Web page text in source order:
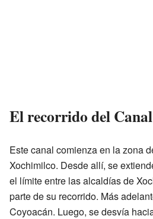
El recorrido del
Este canal comienza en la zona
Xochimilco. Desde allí, se
el límite entre las alcaldías de
parte de su recorrido. Más
Coyoacán. Luego, se desvía